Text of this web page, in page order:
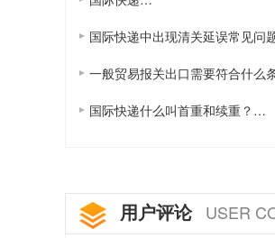
国际快递中出现清关延误常见问
一般贸易报关出口需要符合什么
国际快递什么叫首重和续重？…
用户评论 USER